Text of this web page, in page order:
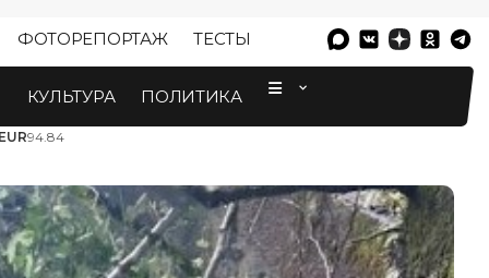
ФОТОРЕПОРТАЖ ТЕСТЫ
КУЛЬТУРА ПОЛИТИКА
94.84